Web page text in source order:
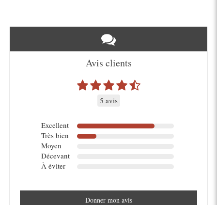
Avis clients
5 avis
Excellent
Très bien
Moyen
Décevant
À éviter
Donner mon avis